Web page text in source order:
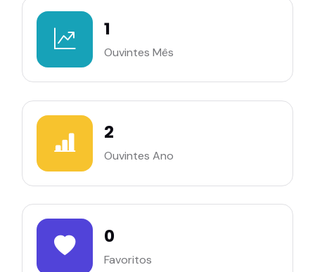
1
Ouvintes Mês
2
Ouvintes Ano
0
Favoritos